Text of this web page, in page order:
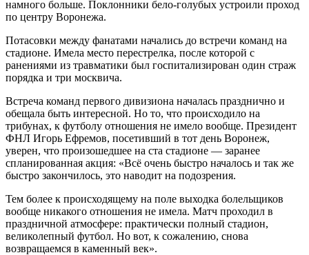
намного больше. Поклонники бело-голубых устроили проход
по центру Воронежа.
Потасовки между фанатами начались до встречи команд на
стадионе. Имела место перестрелка, после которой с
ранениями из травматики был госпитализирован один страж
порядка и три москвича.
Встреча команд первого дивизиона началась празднично и
обещала быть интересной. Но то, что происходило на
трибунах, к футболу отношения не имело вообще. Президент
ФНЛ Игорь Ефремов, посетивший в тот день Воронеж,
уверен, что произошедшее на ста стадионе — заранее
спланированная акция: «Всё очень быстро началось и так же
быстро закончилось, это наводит на подозрения.
Тем более к происходящему на поле выходка болельщиков
вообще никакого отношения не имела. Матч проходил в
праздничной атмосфере: практически полный стадион,
великолепный футбол. Но вот, к сожалению, снова
возвращаемся в каменный век».